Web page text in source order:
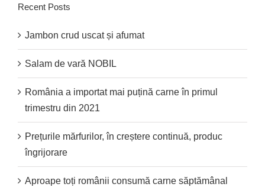
Recent Posts
Jambon crud uscat și afumat
Salam de vară NOBIL
România a importat mai puțină carne în primul
trimestru din 2021
Prețurile mărfurilor, în creștere continuă, produc
îngrijorare
Aproape toți românii consumă carne săptămânal